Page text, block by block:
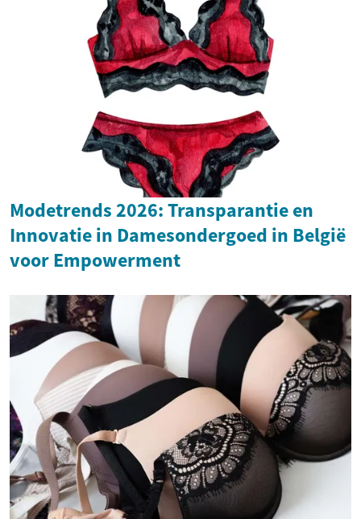
Modetrends 2026: Transparantie en
Innovatie in Damesondergoed in België
voor Empowerment